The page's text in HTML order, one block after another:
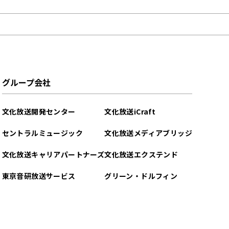
グループ会社
文化放送開発センター
セントラルミュージック
文化放送キャリアパートナーズ
東京音研放送サービス
文化放送iCraft
文化放送メディアブリッジ
文化放送エクステンド
グリーン・ドルフィン